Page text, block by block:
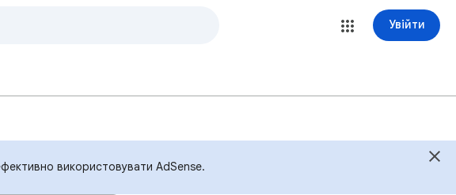
Увійти
використовувати AdSense.